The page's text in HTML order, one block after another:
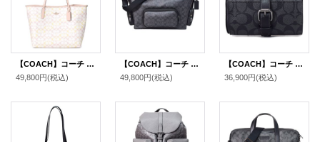
【COACH】コーチ バッグ トート コーティングキャンバス レザー シグネチャー ロゴ シティ トートバッグ チャーク×ピンク〔日本未発売〕
49,800円(税込)
【COACH】コーチ メンズ バッグ コーティングキャンバス レザー シグネチャー ロゴ フィン クロスボディ 斜め掛け ショルダーバッグ チャコール×ブラック〔日本未発売〕
49,800円(税込)
【COACH】コーチ コーティングキャンバス レザー シグネチャー バックル ウォッチ ロール 腕時計 ケース チャコール×ブラック〔日本未発売〕
36,900円(税込)